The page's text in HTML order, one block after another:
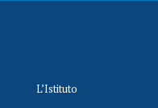
L’Istituto